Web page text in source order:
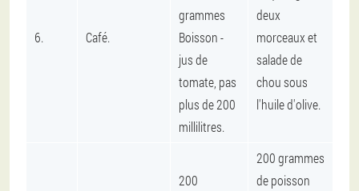
6. Café.
grammes
Boisson -
jus de
tomate, pas
plus de 200
millilitres.
deux
morceaux et
salade de
chou sous
l'huile d'olive.
200
200 grammes
de poisson